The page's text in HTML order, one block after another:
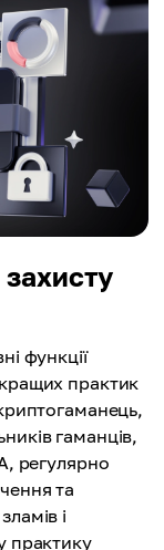
функції
практик
гаманців,
регулярно
та
і
практику